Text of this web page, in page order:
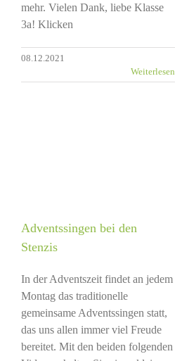
mehr. Vielen Dank, liebe Klasse
3a! Klicken
08.12.2021
Weiterlesen
Adventssingen bei den
Stenzis
In der Adventszeit findet an jedem
Montag das traditionelle
gemeinsame Adventssingen statt,
das uns allen immer viel Freude
bereitet. Mit den beiden folgenden